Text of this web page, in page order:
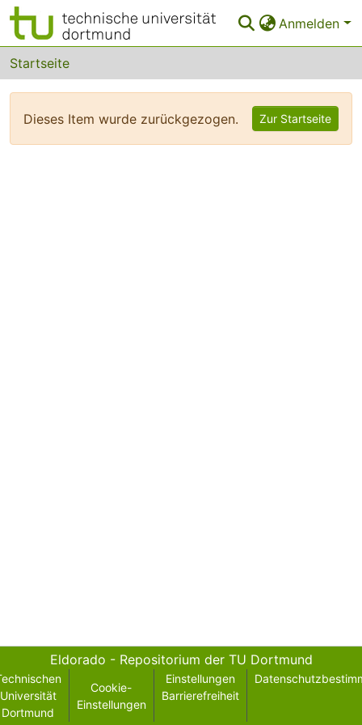
Anmelden
Bereiche & Sammlungen
Das gesamte Repositorium
FAQ
Startseite
Dieses Item wurde zurückgezogen. Zur Startseite
Eldorado - Repositorium der TU Dortmund
Universität
Dortmund
Cookie-
Einstellungen
Einstellungen
Barrierefreiheit